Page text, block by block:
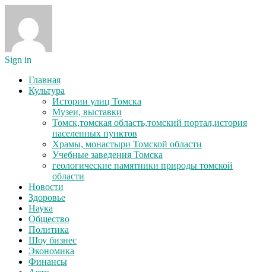
Sign in
Главная
Культура
Истории улиц Томска
Музеи, выставки
Томск,томская область,томский портал,история
населенных пунктов
Храмы, монастыри Томской области
Учебные заведения Томска
геологические памятники природы томской
области
Новости
Здоровье
Наука
Общество
Политика
Шоу бизнес
Экономика
Финансы